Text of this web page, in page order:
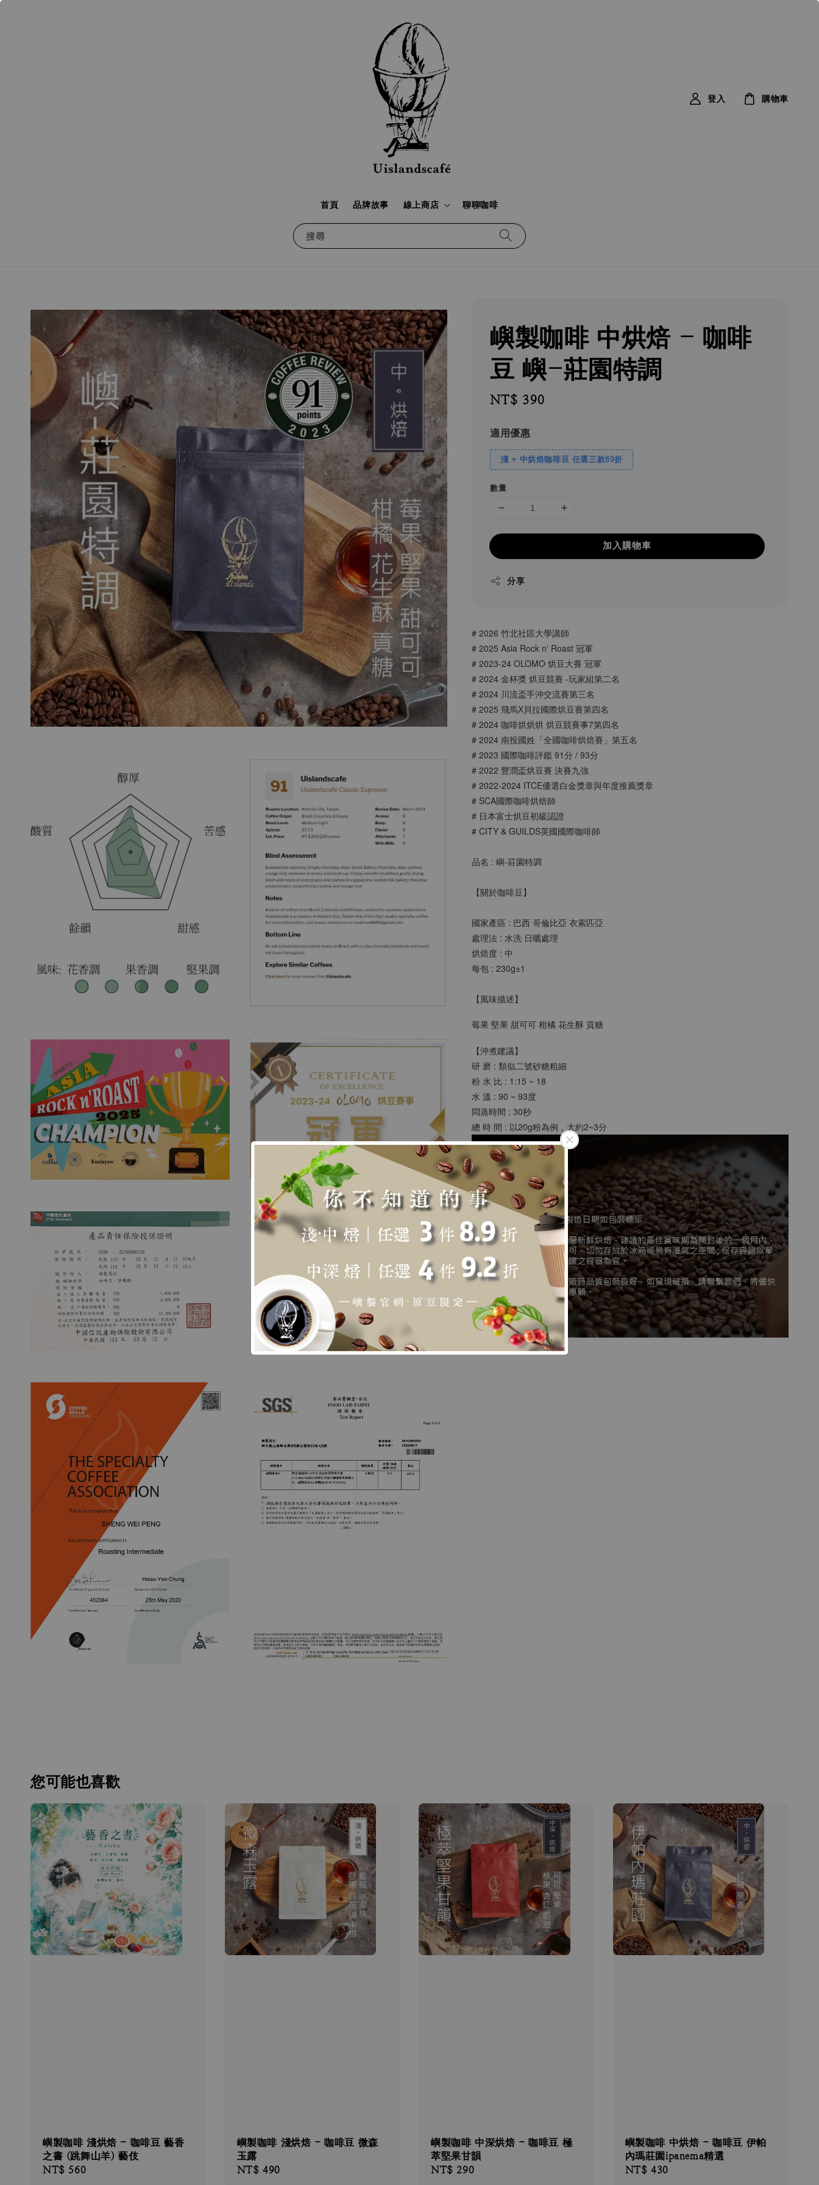
搜尋
首頁 品牌故事 線上商店 聊聊咖啡
登入 購物車
嶼製咖啡 中烘焙 - 咖啡
豆 嶼-莊園特調
Regular
NT$ 390
適用優惠
淺 + 中烘焙咖啡豆 任選三款89折
數量
加入購物車
分享
# 2026 竹北社區大學講師
# 2025 Asia Rock n' Roast 冠軍
# 2023-24 OLOMO 烘豆大賽 冠軍
# 2024 金杯獎 烘豆競賽 -玩家組第二名
# 2024 川流盃手沖交流賽第三名
# 2025 飛馬X貝拉國際烘豆賽第四名
# 2024 咖啡烘烘烘 烘豆競賽事7第四名
# 2024 南投國姓「全國咖啡烘焙賽」第五名
# 2023 國際咖啡評鑑 91分 / 93分
# 2022 豐潤盃烘豆賽 決賽九強
# 2022-2024 ITCE優選⽩⾦獎章與年度推薦獎章
# SCA國際咖啡烘焙師
# 日本富士烘豆初級認證
# CITY & GUILDS英國國際咖啡師
品名 : 嶼-莊園特調
【關於咖啡豆】
國家產區 : 巴西 哥倫比亞 衣索匹亞
處理法 : 水洗 日曬處理
烘焙度 : 中
每包 : 230g±1
【風味描述】
莓果 堅果 甜可可 柑橘 花生酥 貢糖
【沖煮建議】
研 磨 : 類似二號砂糖粗細
粉 水 比 : 1:15 ~ 18
水 溫 : 90 ~ 93度
悶蒸時間 : 30秒
總 時 間 : 以20g粉為例，大約2~3分
您可能也喜歡
嶼製咖啡 淺烘焙 - 咖啡豆 藝香
之書 (跳舞山羊) 藝伎
Regular
NT$ 560
嶼製咖啡 淺烘焙 - 咖啡豆 微森
玉露
Regular
NT$ 490
嶼製咖啡 中深烘焙 - 咖啡豆 極
萃堅果甘韻
Regular
NT$ 290
嶼製咖啡 中烘焙 - 咖啡豆 伊帕
內瑪莊園ipanema精選
Regular
NT$ 430